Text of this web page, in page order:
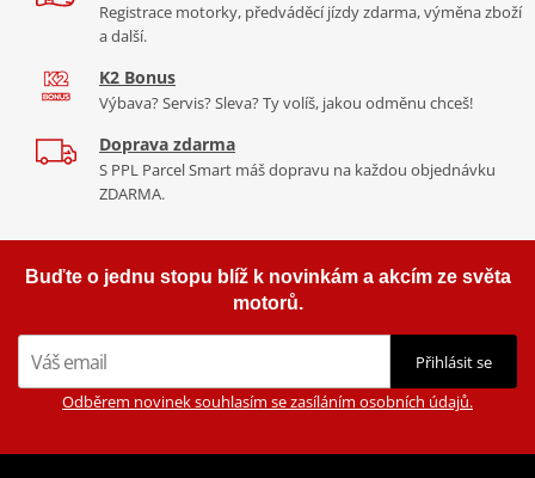
Registrace motorky, předváděcí jízdy zdarma, výměna zboží
a další.
K2 Bonus
Výbava? Servis? Sleva? Ty volíš, jakou odměnu chceš!
Doprava zdarma
S PPL Parcel Smart máš dopravu na každou objednávku
ZDARMA.
Buďte o jednu stopu blíž k novinkám a akcím ze světa
motorů.
Přihlásit se
Odběrem novinek souhlasím se zasíláním osobních údajů.